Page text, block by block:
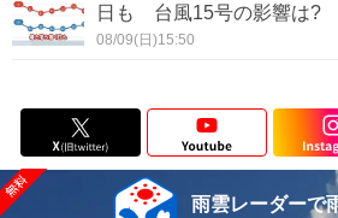
日も 台風15号の影響は?
08/09(日)15:50
雨雲レーダーで